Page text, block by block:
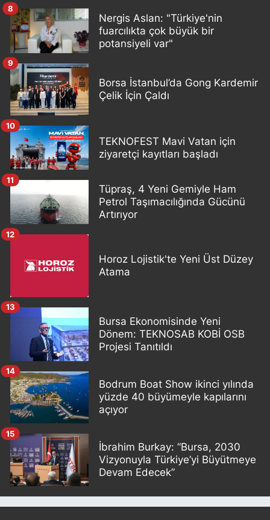
Nergis Aslan: "Türkiye'nin
fuarcılıkta çok büyük bir
potansiyeli var"
8
Borsa İstanbul’da Gong Kardemir
Çelik İçin Çaldı
9
TEKNOFEST Mavi Vatan için
ziyaretçi kayıtları başladı
10
Tüpraş, 4 Yeni Gemiyle Ham
Petrol Taşımacılığında Gücünü
Artırıyor
11
Horoz Lojistik'te Yeni Üst Düzey
Atama
12
Bursa Ekonomisinde Yeni
Dönem: TEKNOSAB KOBİ OSB
Projesi Tanıtıldı
13
Bodrum Boat Show ikinci yılında
yüzde 40 büyümeyle kapılarını
açıyor
14
İbrahim Burkay: “Bursa, 2030
Vizyonuyla Türkiye’yi Büyütmeye
Devam Edecek”
15